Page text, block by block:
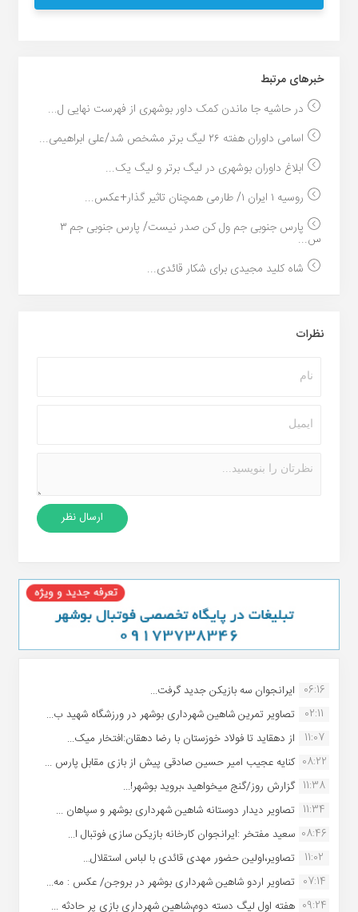
خبر‌های مرتبط
در حاشیه جا ماندن کمک داور بوشهری از فهرست نهایی ل...
اسامی داوران هفته ۲۶ لیگ برتر مشخص شد/علی ابراهیمی...
ابلاغ داوران بوشهری در لیگ برتر و لیگ یک...
روسیه ۱ ایران ۱/ طارمی همچنان تاثیر گذار+عکس...
پارس جنوبی جم ول کن صدر نیست/ پارس جنوبی جم ۳
س...
شاه کلید مجیدی برای شکار قائدی...
نظرات
06:16 ایرانجوان سه بازیکن جدید گرفت...
02:11
تصاویر تمرین شاهین شهردارى بوشهر در ورزشگاه شهید ب...
11:07
از دهقاید تا فولاد خوزستان با رضا دهقان:افتخار میک...
08:22 کنایه عجیب امیر حسین صادقی پیش از بازی مقابل پارس ...
11:38 گزارش روز/گنج میخواهید ،بروید بوشهر!...
11:34 تصاویر دیدار دوستانه شاهین شهردارى بوشهر و سپاهان ...
08:46 سعید مفتخر :ایرانجوان کارخانه بازیکن سازی فوتبال ا...
11:02
تصاویر،اولین حضور مهدی قائدی با لباس استقلال...
07:14 تصاویر اردو شاهین شهرداری بوشهر در بروجن/ عکس : مه...
09:24 هفته اول لیگ دسته دوم،شاهین شهرداری بازی پر حادثه ...